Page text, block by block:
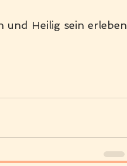
und Heilig sein erleben